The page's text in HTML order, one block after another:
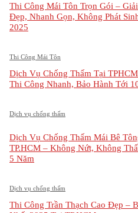
Thi Công Mái Tôn Trọn Gói –
Đẹp, Nhanh Gọn, Không Phát
2025
Thi Công Mái Tôn
Dịch Vụ Chống Thấm Tại
Thi Công Nhanh, Bảo Hành Tới
Dịch vụ chống thấm
Dịch Vụ Chống Thấm Mái Bê
TP.HCM – Không Nứt, Không
5 Năm
Dịch vụ chống thấm
Thi Công Trần Thạch Cao Đẹp –